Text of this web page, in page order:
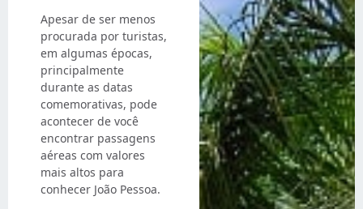
Apesar de ser menos
procurada por turistas,
em algumas épocas,
principalmente
durante as datas
comemorativas, pode
acontecer de você
encontrar passagens
aéreas com valores
mais altos para
conhecer João Pessoa.